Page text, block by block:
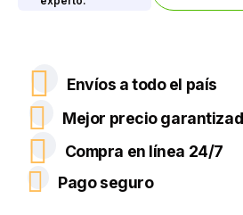
Envíos a todo el país
Mejor precio
Compra en línea 24/7
Pago seguro